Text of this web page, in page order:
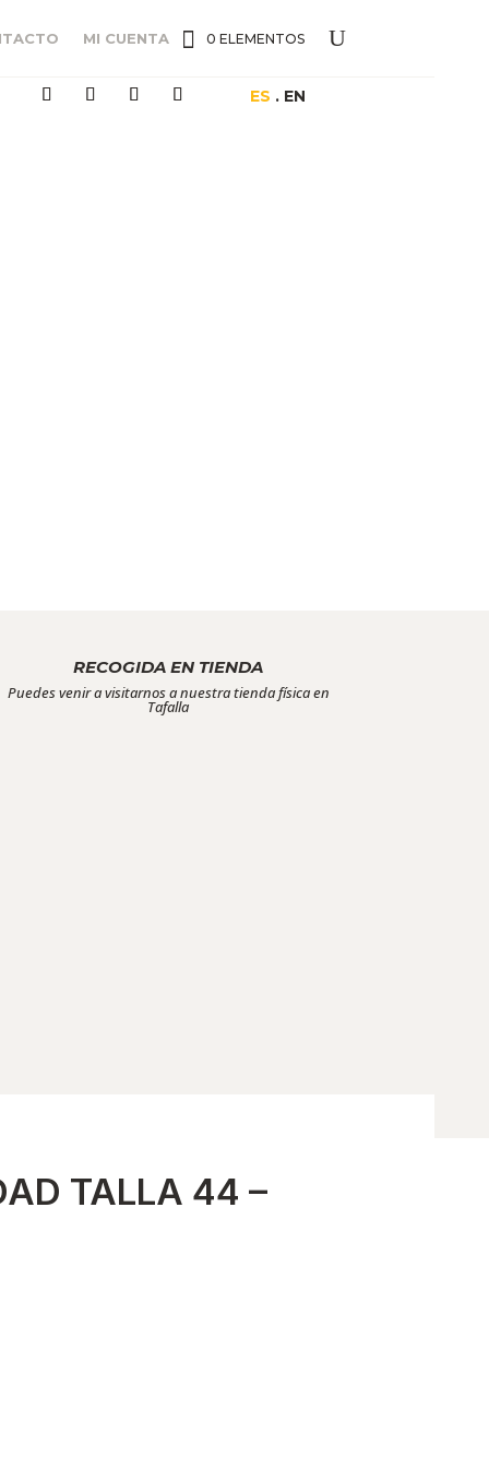
MI CUENTA 0 ELEMENTOS
ES . EN
RECOGIDA EN TIENDA
Puedes venir a visitarnos a nuestra tienda física en
Tafalla
TALLA 44 –